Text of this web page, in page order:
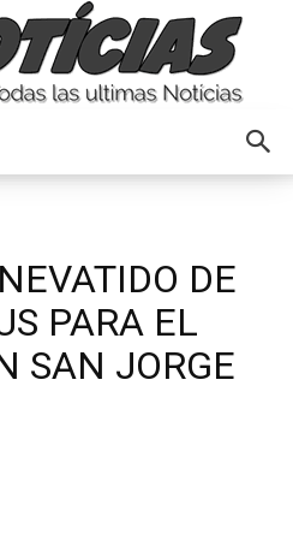
DE
PARA EL
SAN JORGE